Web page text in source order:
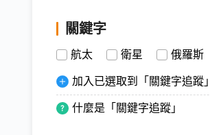
關鍵字
航太 衛星 俄羅斯
加入已選取到「關鍵字追蹤」
什麼是「關鍵字追蹤」